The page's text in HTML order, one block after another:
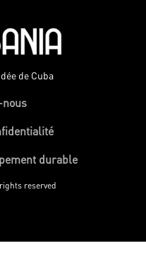
de Cuba
nous
durable
reserved